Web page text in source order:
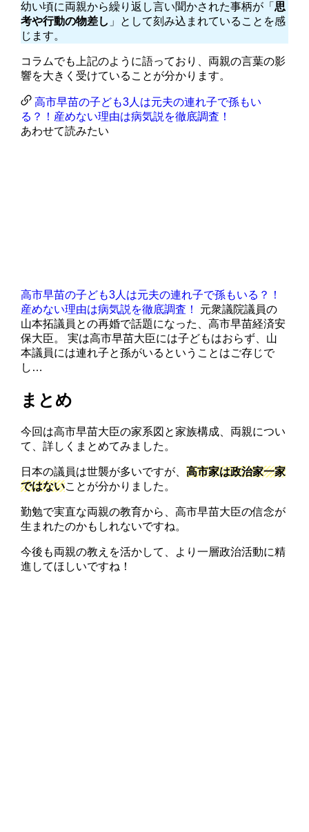
幼い頃に両親から繰り返し言い聞かされた事柄が「思
考や行動の物差し 」として刻み込まれていることを感
じます。
コラムでも上記のように語っており、両親の言葉の影
響を大きく受けていることが分かります。
高市早苗の子ども3人は元夫の連れ子で孫もい
る？！産めない理由は病気説を徹底調査！
あわせて読みたい
高市早苗の子ども3人は元夫の連れ子で孫もいる？！
産めない理由は病気説を徹底調査！
元衆議院議員の
山本拓議員との再婚で話題になった、高市早苗経済安
保大臣。 実は高市早苗大臣には子どもはおらず、山
本議員には連れ子と孫がいるということはご存じで
し…
まとめ
今回は高市早苗大臣の家系図と家族構成、両親につい
て、詳しくまとめてみました。
日本の議員は世襲が多いですが、高市家は政治家一家
ではないことが分かりました。
勤勉で実直な両親の教育から、高市早苗大臣の信念が
生まれたのかもしれないですね。
今後も両親の教えを活かして、より一層政治活動に精
進してほしいですね！